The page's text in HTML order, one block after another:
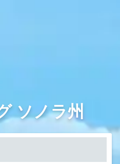
ソノラ州